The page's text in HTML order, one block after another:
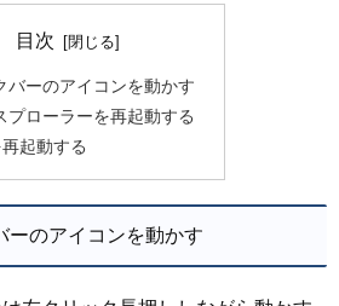
目次
バーのアイコンを動かす
プローラーを再起動する
起動する
ーのアイコンを動かす